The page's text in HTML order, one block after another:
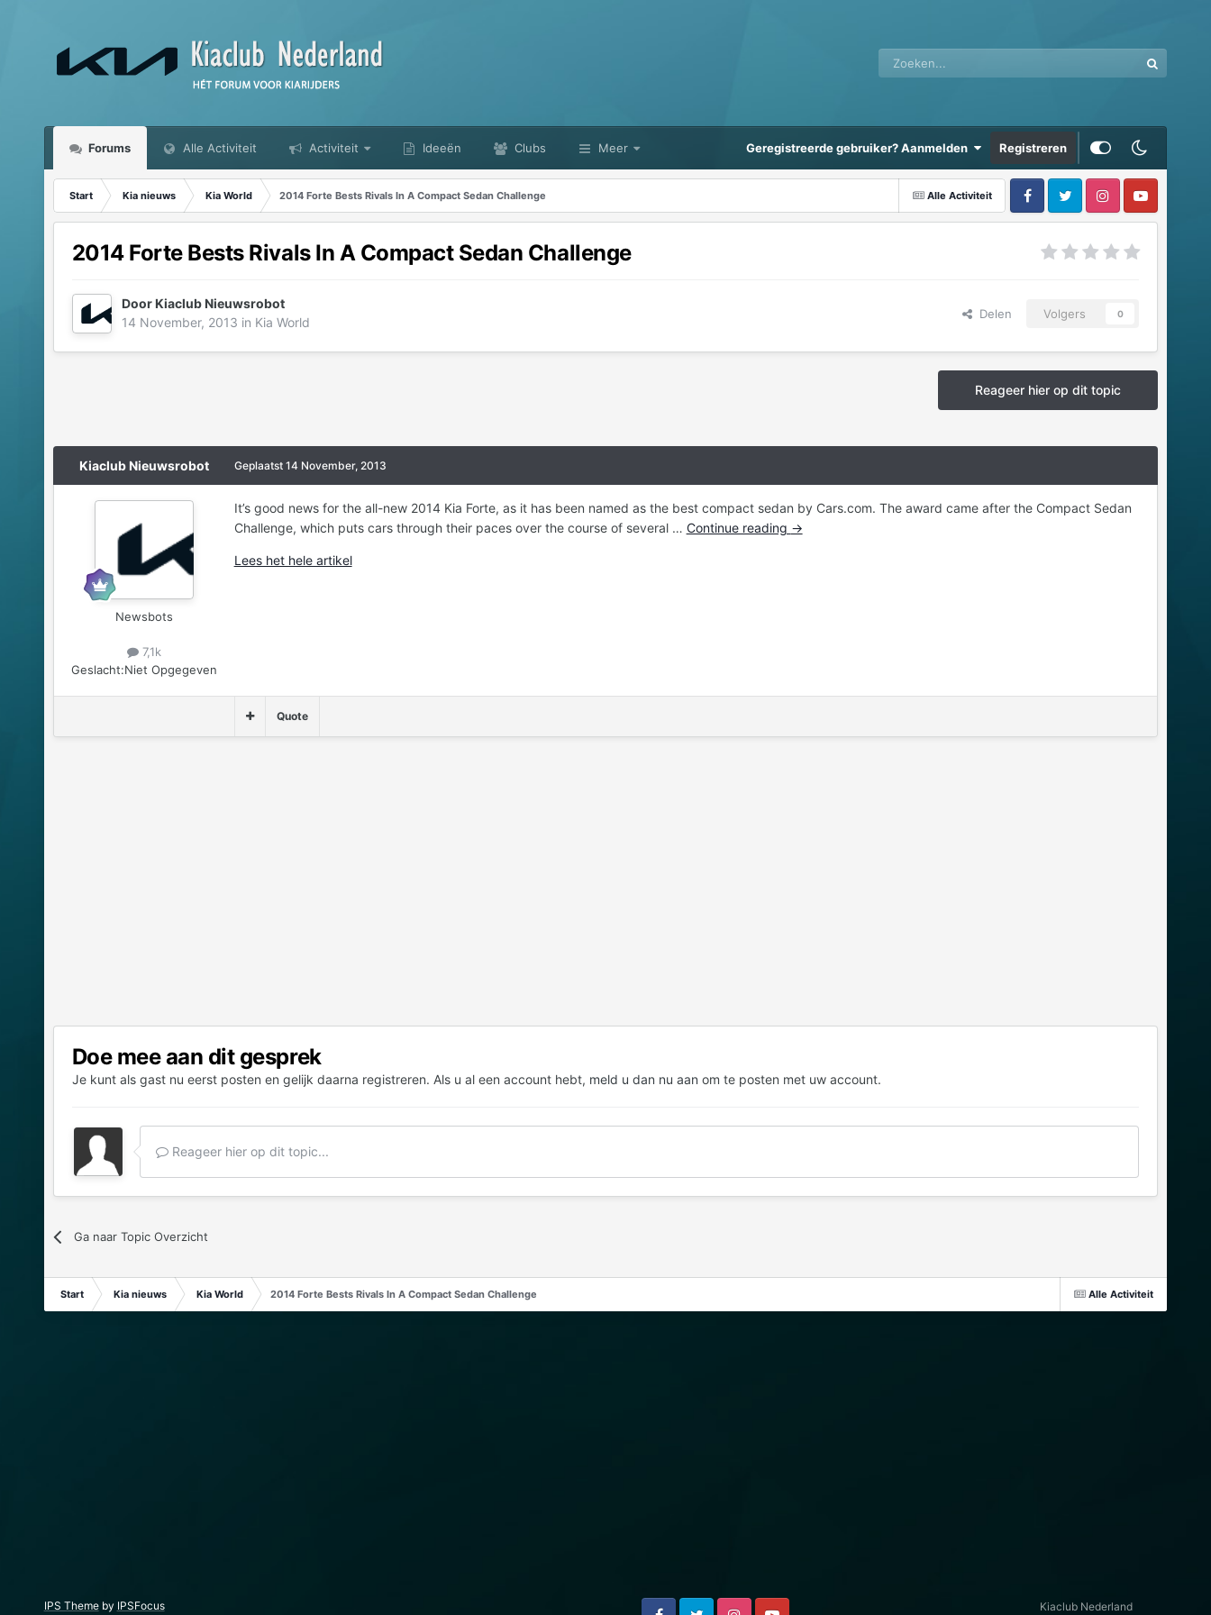
Forums Alle Activiteit Activiteit Ideeën Clubs Meer Geregistreerde gebruiker? Aanmelden Registreren
Alle Activiteit
Start Kia nieuws Kia World 2014 Forte Bests Rivals In A Compact Sedan Challenge
2014 Forte Bests Rivals In A Compact Sedan Challenge
DoorKiaclub Nieuwsrobot
14 November, 2013 in Kia World
Delen Volgers 0
Reageer hier op dit topic
Kiaclub Nieuwsrobot
Newsbots
7,1k
Geslacht:Niet Opgegeven
Geplaatst 14 November, 2013
It’s good news for the all-new 2014 Kia Forte, as it has been named as the best compact sedan by Cars.com. The award came after the Compact Sedan
Challenge, which puts cars through their paces over the course of several … Continue reading →
Lees het hele artikel
Quote
Doe mee aan dit gesprek
Je kunt als gast nu eerst posten en gelijk daarna registreren. Als u al een account hebt, meld u dan nu aan om te posten met uw account.
Reageer hier op dit topic...
Ga naar Topic Overzicht
Alle Activiteit
Start Kia nieuws Kia World 2014 Forte Bests Rivals In A Compact Sedan Challenge
IPS Themeby IPSFocus Kiaclub Nederland